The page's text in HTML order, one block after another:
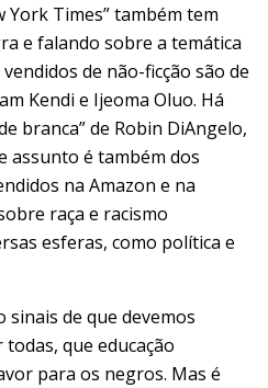
York Times” também tem
e falando sobre a temática
de não-ficção são de
Kendi e Ijeoma Oluo. Há
branca” de Robin DiAngelo,
assunto é também dos
na Amazon e na
raça e racismo
esferas, como política e
sinais de que devemos
que educação
para os negros. Mas é